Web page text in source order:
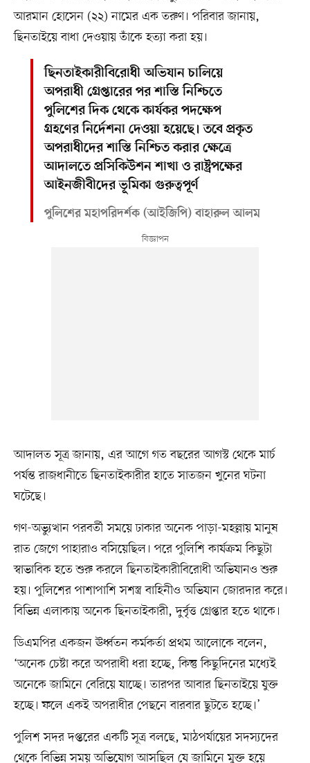
আরমান হোসেন (২২) নামের এক তরুণ। পরিবার জানায়,
ছিনতাইয়ে বাধা দেওয়ায় তাঁকে হত্যা করা হয়।
ছিনতাইকারীবিরোধী অভিযান চালিয়ে
অপরাধী গ্রেপ্তারের পর শাস্তি নিশ্চিতে
পুলিশের দিক থেকে কার্যকর পদক্ষেপ
গ্রহণের নির্দেশনা দেওয়া হয়েছে। তবে প্রকৃত
অপরাধীদের শাস্তি নিশ্চিত করার ক্ষেত্রে
আদালতে প্রসিকিউশন শাখা ও রাষ্ট্রপক্ষের
আইনজীবীদের ভূমিকা গুরুত্বপূর্ণ
পুলিশের মহাপরিদর্শক (আইজিপি) বাহারুল আলম
আদালত সূত্র জানায়, এর আগে গত বছরের আগস্ট থেকে মার্চ
পর্যন্ত রাজধানীতে ছিনতাইকারীর হাতে সাতজন খুনের ঘটনা
ঘটেছে।
গণ-অভ্যুত্থান পরবর্তী সময়ে ঢাকার অনেক পাড়া-মহল্লায় মানুষ
রাত জেগে পাহারাও বসিয়েছিল। পরে পুলিশি কার্যক্রম কিছুটা
স্বাভাবিক হতে শুরু করলে ছিনতাইকারীবিরোধী অভিযানও শুরু
হয়। পুলিশের পাশাপাশি সশস্ত্র বাহিনীও অভিযান জোরদার করে।
বিভিন্ন এলাকায় অনেক ছিনতাইকারী, দুর্বৃত্ত গ্রেপ্তার হতে থাকে।
ডিএমপির একজন ঊর্ধ্বতন কর্মকর্তা প্রথম আলোকে বলেন,
‘অনেক চেষ্টা করে অপরাধী ধরা হচ্ছে, কিন্তু কিছুদিনের মধ্যেই
অনেকে জামিনে বেরিয়ে যাচ্ছে। তারপর আবার ছিনতাইয়ে যুক্ত
হচ্ছে। ফলে একই অপরাধীর পেছনে বারবার ছুটতে হচ্ছে।’
পুলিশ সদর দপ্তরের একটি সূত্র বলছে, মাঠপর্যায়ের সদস্যদের
থেকে বিভিন্ন সময় অভিযোগ আসছিল যে জামিনে মুক্ত হয়ে